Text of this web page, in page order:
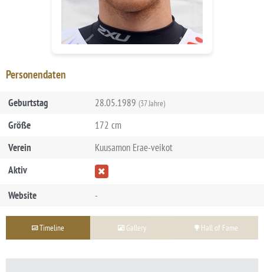
Personendaten
Geburtstag 28.05.1989 (37 Jahre)
Größe
172 cm
Verein
Kuusamon Erae-veikot
Aktiv
Website
-
Timeline Gallery Hall of Fame